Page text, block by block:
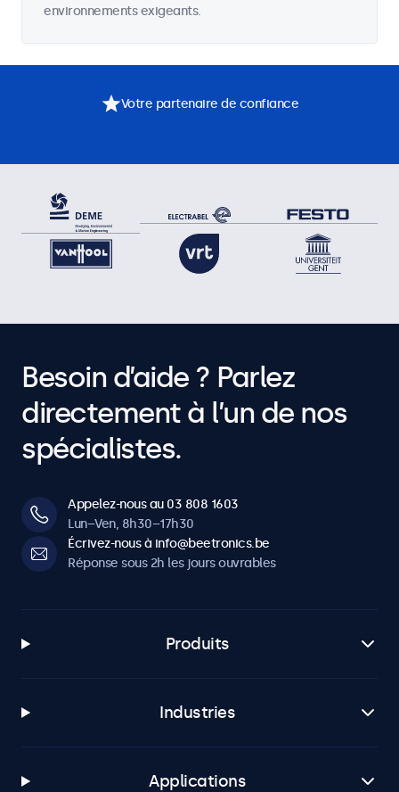
environnements exigeants.
Votre partenaire de confiance
Besoin d’aide ? Parlez
directement à l’un de nos
spécialistes.
Appelez-nous au 03 808 1603
Lun–Ven, 8h30–17h30
Écrivez-nous à info@beetronics.be
Réponse sous 2h les jours ouvrables
Produits
Industries
Applications